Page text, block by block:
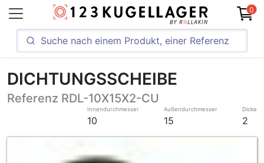
0
DICHTUNGSSCHEIBE
Referenz RDL-10X15X2-CU
Innendurchmesser
10
Außendurchmesser
15
Dicke
2